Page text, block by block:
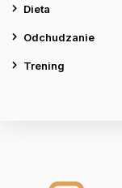
Dieta
Odchudzanie
Trening